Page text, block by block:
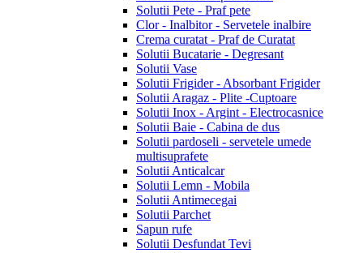
Solutii Pete - Praf pete
Clor - Inalbitor - Servetele inalbire
Crema curatat - Praf de Curatat
Solutii Bucatarie - Degresant
Solutii Vase
Solutii Frigider - Absorbant Frigider
Solutii Aragaz - Plite -Cuptoare
Solutii Inox - Argint - Electrocasnice
Solutii Baie - Cabina de dus
Solutii pardoseli - servetele umede
multisuprafete
Solutii Anticalcar
Solutii Lemn - Mobila
Solutii Antimecegai
Solutii Parchet
Sapun rufe
Solutii Desfundat Tevi